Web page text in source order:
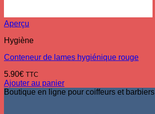
Aperçu
Hygiène
Conteneur de lames hygiénique rouge
5.90€ TTC
Ajouter au panier
Boutique en ligne pour coiffeurs et barbiers